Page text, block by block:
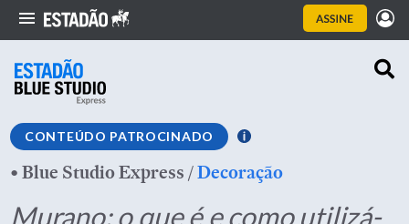
CONTEÚDO PATROCINADO
•Blue Studio Express/Decoração
Murano: o que é e como utilizá-